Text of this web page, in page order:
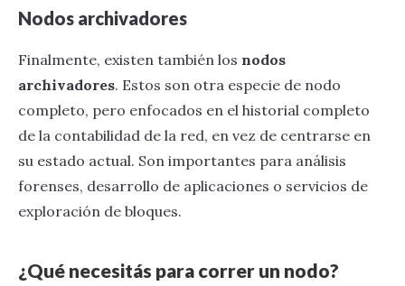
Nodos archivadores
Finalmente, existen también los nodos
archivadores. Estos son otra especie de nodo
completo, pero enfocados en el historial completo
de la contabilidad de la red, en vez de centrarse en
su estado actual. Son importantes para análisis
forenses, desarrollo de aplicaciones o servicios de
exploración de bloques.
¿Qué necesitás para correr un nodo?